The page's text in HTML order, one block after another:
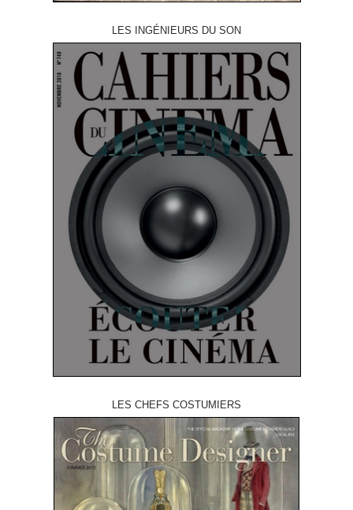
LES INGÉNIEURS DU SON
LES CHEFS COSTUMIERS